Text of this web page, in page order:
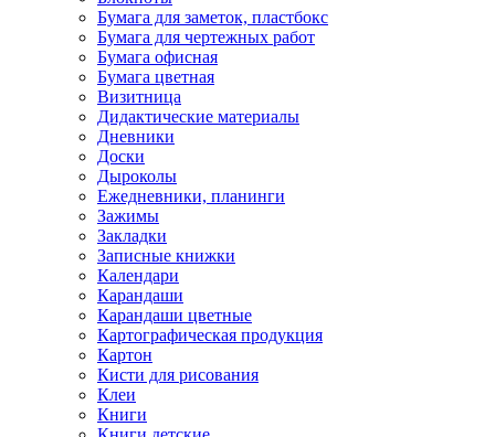
Бумага для заметок, пластбокс
Бумага для чертежных работ
Бумага офисная
Бумага цветная
Визитница
Дидактические материалы
Дневники
Доски
Дыроколы
Ежедневники, планинги
Зажимы
Закладки
Записные книжки
Календари
Карандаши
Карандаши цветные
Картографическая продукция
Картон
Кисти для рисования
Клеи
Книги